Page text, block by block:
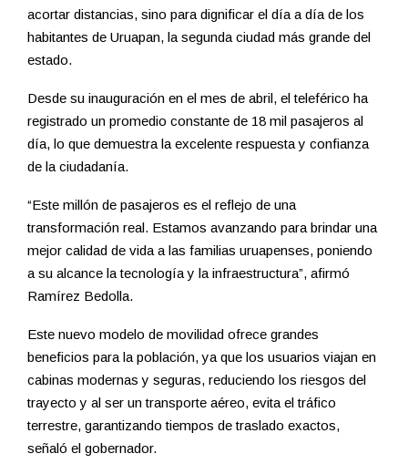
acortar distancias, sino para dignificar el día a día de los
habitantes de Uruapan, la segunda ciudad más grande del
estado.
Desde su inauguración en el mes de abril, el teleférico ha
registrado un promedio constante de 18 mil pasajeros al
día, lo que demuestra la excelente respuesta y confianza
de la ciudadanía.
“Este millón de pasajeros es el reflejo de una
transformación real. Estamos avanzando para brindar una
mejor calidad de vida a las familias uruapenses, poniendo
a su alcance la tecnología y la infraestructura”, afirmó
Ramírez Bedolla.
Este nuevo modelo de movilidad ofrece grandes
beneficios para la población, ya que los usuarios viajan en
cabinas modernas y seguras, reduciendo los riesgos del
trayecto y al ser un transporte aéreo, evita el tráfico
terrestre, garantizando tiempos de traslado exactos,
señaló el gobernador.